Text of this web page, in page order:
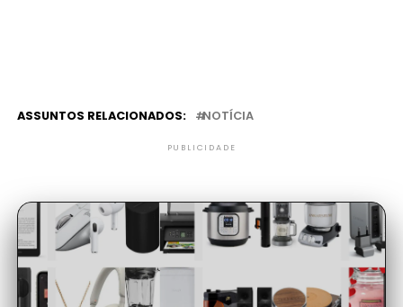
ASSUNTOS RELACIONADOS: NOTÍCIA
PUBLICIDADE